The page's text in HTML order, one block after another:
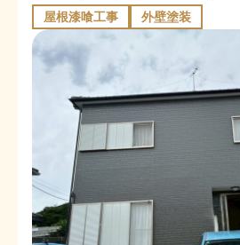
屋根漆喰工事 外壁塗装